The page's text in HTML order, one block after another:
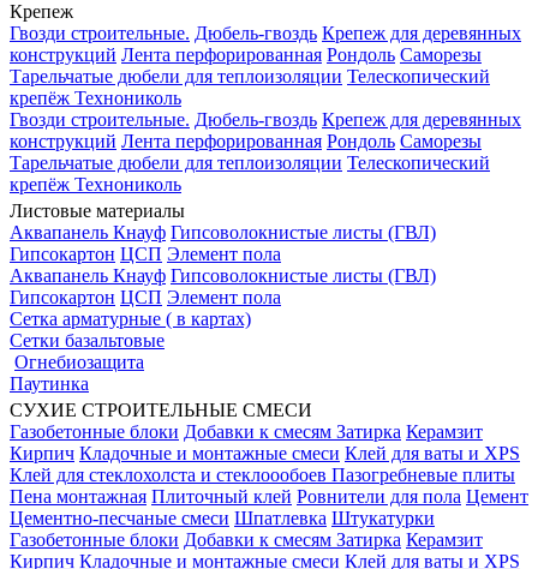
Крепеж
Гвозди строительные. Дюбель-гвоздь Крепеж для деревянных
конструкций Лента перфорированная Рондоль Саморезы
Тарельчатые дюбели для теплоизоляции Телескопический
крепёж Технониколь
Гвозди строительные. Дюбель-гвоздь Крепеж для деревянных
конструкций Лента перфорированная Рондоль Саморезы
Тарельчатые дюбели для теплоизоляции Телескопический
крепёж Технониколь
Листовые материалы
Аквапанель Кнауф Гипсоволокнистые листы (ГВЛ)
Гипсокартон ЦСП Элемент пола
Аквапанель Кнауф Гипсоволокнистые листы (ГВЛ)
Гипсокартон ЦСП Элемент пола
Сетка арматурные ( в картах)
Сетки базальтовые
Огнебиозащита
Паутинка
СУХИЕ СТРОИТЕЛЬНЫЕ СМЕСИ
Газобетонные блоки Добавки к смесям Затирка Керамзит
Кирпич Кладочные и монтажные смеси Клей для ваты и XPS
Клей для стеклохолста и стеклоообоев Пазогребневые плиты
Пена монтажная Плиточный клей Ровнители для пола Цемент
Цементно-песчаные смеси Шпатлевка Штукатурки
Газобетонные блоки Добавки к смесям Затирка Керамзит
Кирпич Кладочные и монтажные смеси Клей для ваты и XPS